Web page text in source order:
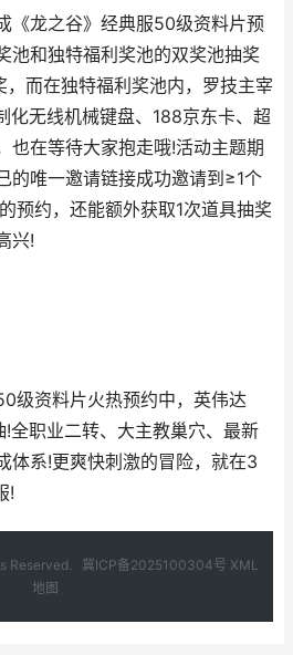
龙之谷》经典服50级资料片预
池和独特福利奖池的双奖池抽奖
，而在独特福利奖池内，罗技主宰
化无线机械键盘、188京东卡、超
也在等待大家抱走哦!活动主题期
的唯一邀请链接成功邀请到≥1个
预约，还能额外获取1次道具抽奖
兴!
资料片火热预约中，英伟达
全职业二转、大主教巢穴、最新
体系!更爽快刺激的冒险，就在3
!
Reserved. 冀ICP备2025100304号 XML
地图